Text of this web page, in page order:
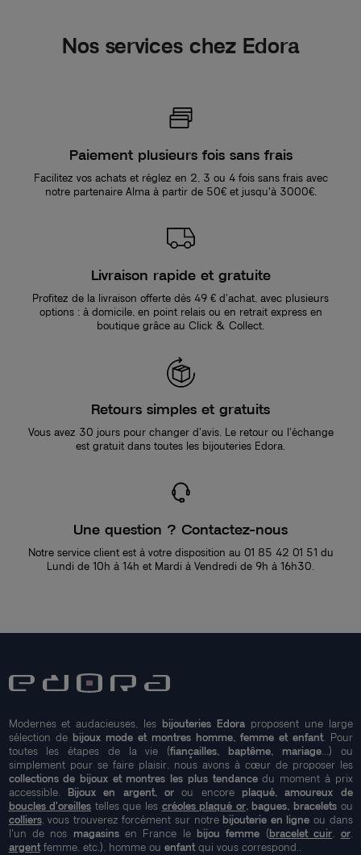
Nos services chez Edora
Paiement plusieurs fois sans frais
Facilitez vos achats et réglez en 2, 3 ou 4 fois sans frais avec
notre partenaire Alma à partir de 50€ et jusqu'à 3000€.
Livraison rapide et gratuite
Profitez de la livraison offerte dès 49 € d’achat, avec plusieurs
options : à domicile, en point relais ou en retrait express en
boutique grâce au Click & Collect.
Retours simples et gratuits
Vous avez 30 jours pour changer d’avis. Le retour ou l’échange
est gratuit dans toutes les bijouteries Edora.
Une question ? Contactez-nous
Notre service client est à votre disposition au 01 85 42 01 51 du
Lundi de 10h à 14h et Mardi à Vendredi de 9h à 16h30.
Modernes et audacieuses, les bijouteries Edoraproposent une large
sélection de bijoux mode et montres homme, femme et enfant. Pour
toutes les étapes de la vie (fiançailles, baptême, mariage...) ou
simplement pour se faire plaisir, nous avons à cœur de proposer les
collections de bijoux et montres les plus tendancedu moment à prix
accessible. Bijoux en argent, orou encore plaqué, amoureux de
boucles d'oreilles telles que les créoles plaqué or, bagues, braceletsou
colliers, vous trouverez forcément sur notre bijouterie en ligne ou dans
l'un de nos magasinsen France le bijou femme (bracelet cuir, or,
argentfemme, etc.), homme ou enfantqui vous correspond..